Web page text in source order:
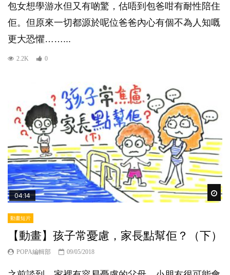
包女想學游水但又有啲驚，估唔到包爸咁有耐性陪住
佢。但原來一切都源於呢位爸爸內心有個不為人知嘅
更大恐懼……...
2.2K 0
04:14
動畫短片
【動畫】孩子常憂慮，家長點幫佢？（下）
POPA編輯部 09/05/2018